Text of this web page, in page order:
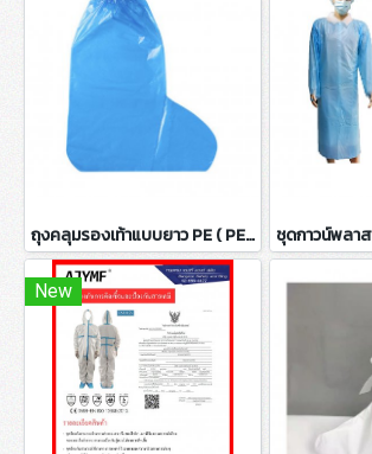
ถุงคลุมรองเท้าแบบยาว PE ( PE Boot Cover )
New